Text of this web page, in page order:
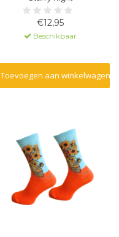
€12,95
Beschikbaar
Toevoegen aan winkelwagen